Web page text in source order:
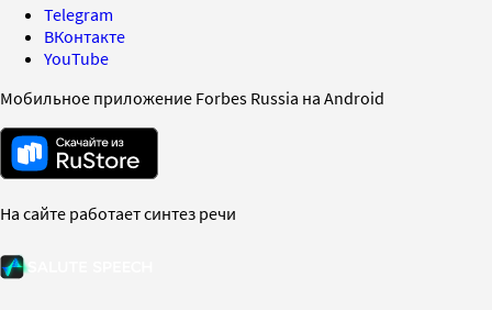
Telegram
ВКонтакте
YouTube
Мобильное приложение Forbes Russia на Android
На сайте работает синтез речи